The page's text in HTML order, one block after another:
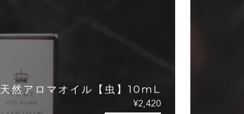
天然アロマオイル【虫】10mL
¥2,420